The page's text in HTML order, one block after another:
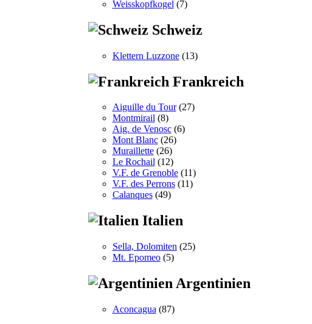
Weisskopfkogel (7)
Schweiz
Klettern Luzzone(13)
Frankreich
Aiguille du Tour(27)
Montmirail(8)
Aig. de Venosc(6)
Mont Blanc(26)
Muraillette(26)
Le Rochail(12)
V.F. de Grenoble(11)
V.F. des Perrons(11)
Calanques(49)
Italien
Sella, Dolomiten (25)
Mt. Epomeo(5)
Argentinien
Aconcagua (87)